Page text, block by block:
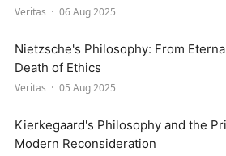
Veritas 06 Aug 2025
Nietzsche's Philosophy: From
Death of Ethics
Veritas 05 Aug 2025
Kierkegaard's Philosophy and the
Modern Reconsideration